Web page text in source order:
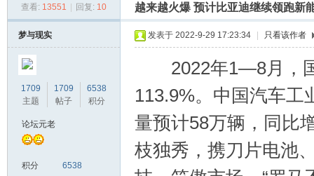
» › › ›
查看: 13551 回复: 10 越来越火爆 预计比亚迪继续领跑新
梦与现实
1709
主题
1709
帖子
6538
积分
论坛元老
积分 6538
发表于 2022-9-29 17:23:34 只看该作者
2022年1—8月，国
113.9%。中国汽车工
量预计58万辆，同比
枝独秀，携刀片电池